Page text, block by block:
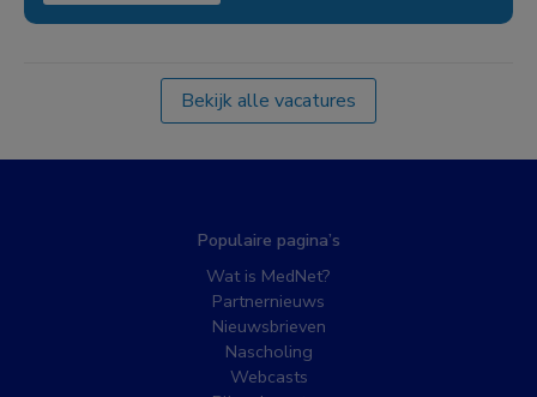
Bekijk alle vacatures
Populaire pagina’s
Wat is MedNet?
Partnernieuws
Nieuwsbrieven
Nascholing
Webcasts